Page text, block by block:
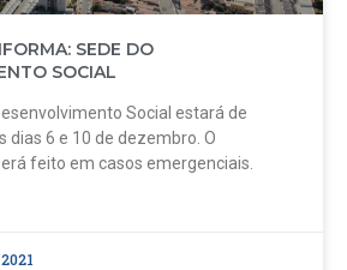
SEDE DO
SOCIAL
Social estará de
dias 6 e 10 de dezembro. O
feito em casos emergenciais.